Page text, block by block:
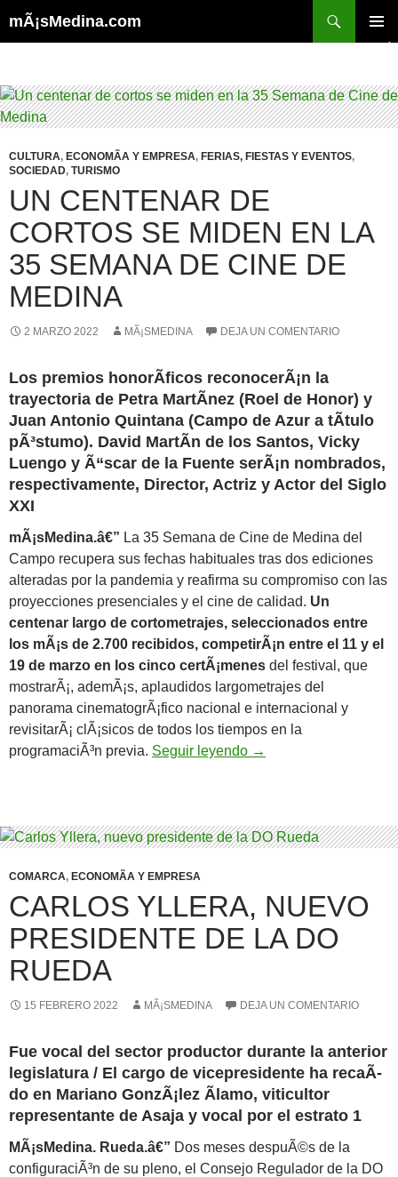
mÃ¡sMedina.com
Buscar
CULTURA, ECONOMÃ­A Y EMPRESA, FERIAS, FIESTAS Y EVENTOS,
SOCIEDAD, TURISMO
UN CENTENAR DE
CORTOS SE MIDEN EN LA
35 SEMANA DE CINE DE
MEDINA
2 MARZO 2022 MÃ¡SMEDINA DEJA UN COMENTARIO
Los premios honorÃ­ficos reconocerÃ¡n la
trayectoria de Petra MartÃ­nez (Roel de Honor) y
Juan Antonio Quintana (Campo de Azur a tÃ­tulo
pÃ³stumo). David MartÃ­n de los Santos, Vicky
Luengo y Ã“scar de la Fuente serÃ¡n nombrados,
respectivamente, Director, Actriz y Actor del Siglo
XXI
mÃ¡sMedina.â€” La 35 Semana de Cine de Medina del
Campo recupera sus fechas habituales tras dos ediciones
alteradas por la pandemia y reafirma su compromiso con las
proyecciones presenciales y el cine de calidad. Un
centenar largo de cortometrajes, seleccionados entre
los mÃ¡s de 2.700 recibidos, competirÃ¡n entre el 11 y el
19 de marzo en los cinco certÃ¡menes del festival, que
mostrarÃ¡, ademÃ¡s, aplaudidos largometrajes del
panorama cinematogrÃ¡fico nacional e internacional y
revisitarÃ¡ clÃ¡sicos de todos los tiempos en la
programaciÃ³n previa. Seguir leyendo Un centenar de cortos
→
COMARCA, ECONOMÃ­A Y EMPRESA
CARLOS YLLERA, NUEVO
PRESIDENTE DE LA DO
RUEDA
15 FEBRERO 2022 MÃ¡SMEDINA DEJA UN COMENTARIO
Fue vocal del sector productor durante la anterior
legislatura / El cargo de vicepresidente ha recaÃ­
do en Mariano GonzÃ¡lez Ãlamo, viticultor
representante de Asaja y vocal por el estrato 1
MÃ¡sMedina. Rueda.â€” Dos meses despuÃ©s de la
configuraciÃ³n de su pleno, el Consejo Regulador de la DO